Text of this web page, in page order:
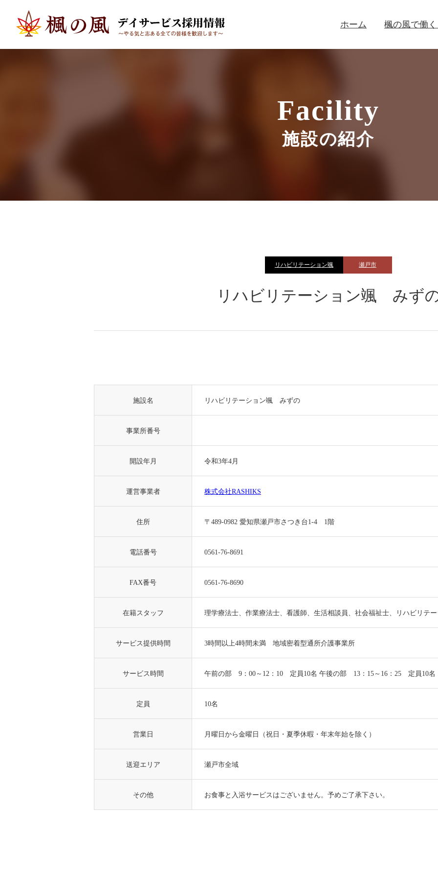
ホーム 楓の風で働
Facility
施設の紹介
リハビリテーション颯 瀬戸市
リハビリテーション颯 みず
施設名 リハビリテーション颯 みずの
事業所番号
開設年月 令和3年4月
運営事業者 株式会社RASHIKS
住所 〒489-0982 愛知県瀬戸市さつき台1-4 1階
電話番号 0561-76-8691
FAX番号 0561-76-8690
在籍スタッフ 理学療法士、作業療法士、看護師、生活相談員、社会福祉士、リハビリテ
サービス提供時間 3時間以上4時間未満 地域密着型通所介護事業所
サービス時間 午前の部 9：00～12：10 定員10名 午後の部 13：15～16：25 定員10名
定員 10名
営業日 月曜日から金曜日（祝日・夏季休暇・年末年始を除く）
送迎エリア 瀬戸市全域
その他 お食事と入浴サービスはございません。予めご了承下さい。